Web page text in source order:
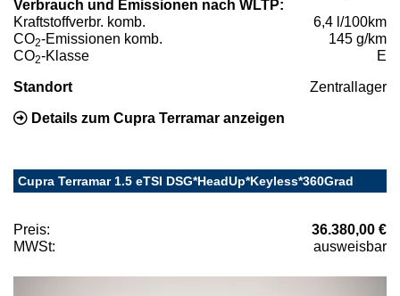
Verbrauch und Emissionen nach WLTP:
Kraftstoffverbr. komb.
6,4 l/100km
CO2-Emissionen komb.
145 g/km
CO2-Klasse E
Standort Zentrallager
Details zum Cupra Terramar anzeigen
Cupra Terramar 1.5 eTSI DSG*HeadUp*Keyless*360Grad
Preis:
36.380,00 €
MWSt:
ausweisbar